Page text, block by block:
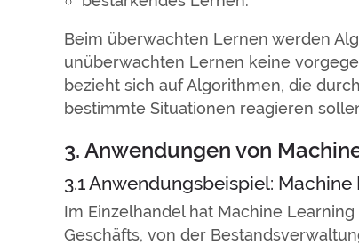
Beim überwachten Lernen werden
unüberwachten Lernen keine
bezieht sich auf Algorithmen, die
bestimmte Situationen reagieren
3. Anwendungen von
3.1 Anwendungsbeispiel:
Im Einzelhandel hat Machine
Geschäfts, von der